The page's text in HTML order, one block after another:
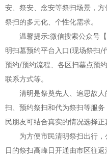
安、祭安、念安等祭扫场景，
祭扫的多元化、个性化需求。
温馨提示:微信搜索公众号【
明扫墓预约平台入口(现场祭扫/
预约/预约流程、各区扫墓点预
联系方式等。
清明是祭奠先人、追思故人
扫、预约祭扫和代为祭扫等服
民朋友可结合真实的情况选择正
为方便市民清明祭扫出行，
日的祭扫高峰日开通由市区往